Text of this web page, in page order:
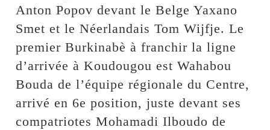
Anton Popov devant le Belge Yaxano
Smet et le Néerlandais Tom Wijfje. Le
premier Burkinabè à franchir la ligne
d’arrivée à Koudougou est Wahabou
Bouda de l’équipe régionale du Centre,
arrivé en 6e position, juste devant ses
compatriotes Mohamadi Ilboudo de